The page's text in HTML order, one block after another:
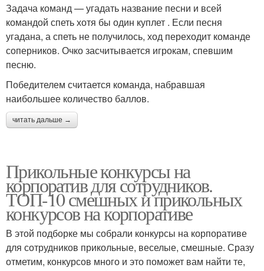
Задача команд — угадать название песни и всей
командой спеть хотя бы один куплет . Если песня
угадана, а спеть не получилось, ход переходит команде
соперников. Очко засчитывается игрокам, спевшим
песню.
Победителем считается команда, набравшая
наибольшее количество баллов.
читать дальше →
Прикольные конкурсы на
корпоратив для сотрудников.
ТОП-10 смешных и прикольных
конкурсов на корпоративе
В этой подборке мы собрали конкурсы на корпоративе
для сотрудников прикольные, веселые, смешные. Сразу
отметим, конкурсов много и это поможет вам найти те,